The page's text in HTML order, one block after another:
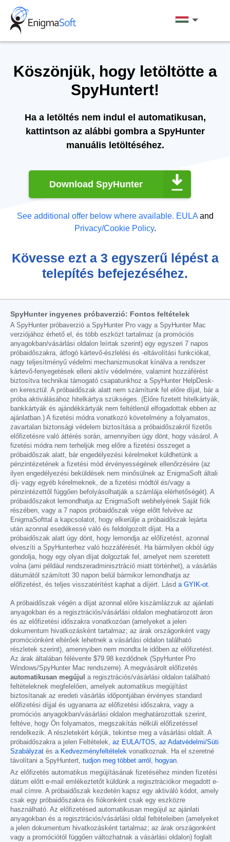
Skip
content
Magyar
Köszönjük, hogy letöltötte a
SpyHuntert!
Ha a letöltés nem indul el automatikusan,
kattintson az alábbi gombra a SpyHunter
manuális letöltéséhez.
Download SpyHunter
See additional offer below where available. EULAand
Privacy/Cookie Policy.
Kövesse ezt a 3 egyszerű lépést a
telepítés befejezéséhez.
SpyHunter ingyenes próbaverzió: Fontos feltételek
A SpyHunter próbaverzió a SpyHunter Pro vagy a SpyHunter Mac
verziójához érhető el, és több eszközt tartalmaz (a promóciós
anyagokban/vásárlási oldalon leírtak szerint) egy egyszeri 7 napos
próbaidőszakra, átfogó kártevő-észlelési és -eltávolítási funkciókat,
nagy teljesítményű védelmi mechanizmusokat kínálva a rendszer
kártevő-fenyegetések elleni aktív védelmére, valamint hozzáférést
biztosítva technikai támogató csapatunkhoz a SpyHunter HelpDesk-
en keresztül. A próbaidőszak alatt nem számítunk fel előre díjat, bár a
próba aktiválásához hitelkártya szükséges. (Előre fizetett hitelkártyák,
bankkártyák és ajándékkártyák nem feltétlenül elfogadottak ebben az
ajánlatban.) A fizetési módra vonatkozó követelmény a folyamatos,
zavartalan biztonsági védelem biztosítása a próbaidőszakról fizetős
előfizetésre való áttérés során, amennyiben úgy dönt, hogy vásárol. A
fizetési módra nem terheljük meg előre a fizetési összeget a
próbaidőszak alatt, bár engedélyezési kérelmeket küldhetünk a
pénzintézetének a fizetési mód érvényességének ellenőrzésére (az
ilyen engedélyezési beküldések nem minősülnek az EnigmaSoft általi
díj- vagy egyéb kérelmeknek, de a fizetési módtól és/vagy a
pénzintézettől függően befolyásolhatják a számlája elérhetőségét). A
próbaidőszakot lemondhatja az EnigmaSoft webhelyének Saját fiók
részében, vagy a 7 napos próbaidőszak vége előtt felvéve az
EnigmaSofttal a kapcsolatot, hogy elkerülje a próbaidőszak lejárta
után azonnal esedékessé váló és feldolgozott díjat. Ha a
próbaidőszak alatt úgy dönt, hogy lemondja az előfizetést, azonnal
elveszíti a SpyHunterhez való hozzáférését. Ha bármilyen okból úgy
gondolja, hogy egy olyan díjat dolgoztak fel, amelyet nem szeretett
volna (ami például rendszeradminisztráció miatt történhet), a vásárlás
dátumától számított 30 napon belül bármikor lemondhatja az
előfizetést, és teljes visszatérítést kaphat a díjért. Lásd a GYIK-ot
A próbaidőszak végén a díjat azonnal előre kiszámlázzuk az ajánlati
anyagokban és a regisztrációs/vásárlási oldalon meghatározott áron
és az előfizetési időszakra vonatkozóan (amelyeket a jelen
dokumentum hivatkozásként tartalmaz; az árak országonként vagy
promóciónként eltérőek lehetnek a vásárlási oldalon található
részletek szerint), amennyiben nem mondta le időben az előfizetést.
Az árak általában félévente $79.98 kezdődnek (SpyHunter Pro
Windows/SpyHunter Mac rendszerre). A megvásárolt előfizetés
automatikusan megújul
a regisztrációs/vásárlási oldalon található
feltételeknek megfelelően, amelyek automatikus megújítást
biztosítanak az eredeti vásárlás időpontjában érvényes standard
előfizetési díjjal és ugyanarra az előfizetési időszakra, vagy a
promóciós anyagokban/vásárlási oldalon meghatározottak szerint,
feltéve, hogy Ön folyamatos, megszakítás nélküli előfizetéssel
rendelkezik. A részletekért kérjük, tekintse meg a vásárlási oldalt. A
próbaidőszakra a jelen Feltételek, az EULA/TOS
az Adatvédelmi/Süti
Szabályzat és a Kedvezményfeltételek vonatkoznak. Ha el szeretné
távolítani a SpyHuntert, tudjon meg többet arról, hogyan
Az előfizetés automatikus megújításának fizetéséhez minden fizetési
dátum előtt e-mail emlékeztetőt küldünk a regisztrációkor megadott e-
mail címre. A próbaidőszak kezdetén kapsz egy aktiváló kódot, amely
csak egy próbaidőszakra és fiókonként csak egy eszközre
használható. Az előfizetésed automatikusan megújul az ajánlati
anyagokban és a regisztrációs/vásárlási oldal feltételeiben (amelyeket
a jelen dokumentum hivatkozásként tartalmaz; az árak országonként
vagy a promóciótól függően változhatnak a vásárlási oldalon) foglalt